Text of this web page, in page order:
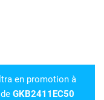
en promotion à
GKB2411EC50